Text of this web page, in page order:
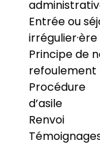
Entrée ou
irrégulier·ère
Principe de
refoulement
Procédure
d’asile
Renvoi